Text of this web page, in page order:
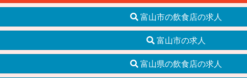
富山市の飲食店の求人
富山市の求人
富山県の飲食店の求人